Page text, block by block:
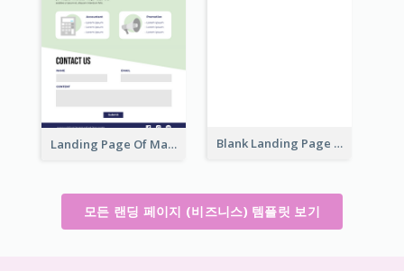
Landing Page Of Marketing Company Blank Landing Page
모든 랜딩 페이지 (비즈니스) 템플릿 보기